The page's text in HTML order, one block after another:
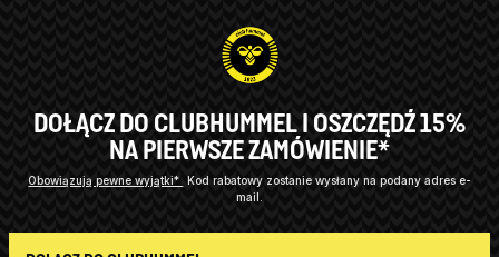
DOŁĄCZ DO CLUBHUMMEL I OSZCZĘDŹ 15%
NA PIERWSZE ZAMÓWIENIE*
Obowiązują pewne wyjątki*
Kod rabatowy zostanie wysłany na podany adres e-
mail.